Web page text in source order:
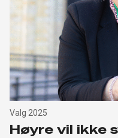
Valg 2025
Høyre vil ikke